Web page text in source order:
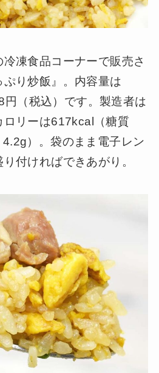
凍食品コーナーで販売さ
り炒飯』。内容量は
（税込）です。製造者は
ロリーは617kcal（糖質
）。袋のまま電子レン
付ければできあがり。